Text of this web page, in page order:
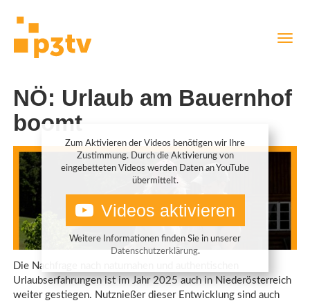
NÖ: Urlaub am Bauernhof
boomt
Zum Aktivieren der Videos benötigen wir Ihre
Zustimmung. Durch die Aktivierung von
eingebetteten Videos werden Daten an YouTube
übermittelt.
Videos aktivieren
Weitere Informationen finden Sie in unserer
Datenschutzerklärung.
Die Nachfrage nach naturnahen und authentischen
Urlaubserfahrungen ist im Jahr 2025 auch in Niederösterreich
weiter gestiegen. Nutznießer dieser Entwicklung sind auch